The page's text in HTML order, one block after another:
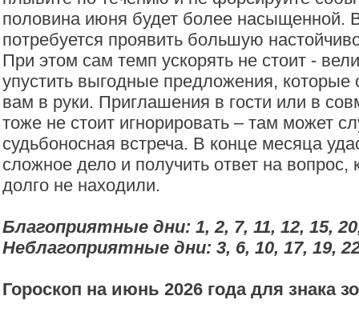
половина июня будет более насыщенной.
потребуется проявить большую
При этом сам темп ускорять не стоит -
упустить выгодные предложения, которые
вам в руки. Приглашения в гости или в
тоже не стоит игнорировать – там может
судьбоносная встреча. В конце месяца
сложное дело и получить ответ на
долго не находили.
Благоприятные дни: 1, 2, 7, 11, 12, 15,
Неблагоприятные дни: 3, 6, 10, 17, 19,
Гороскоп на июнь 2026 года для знака